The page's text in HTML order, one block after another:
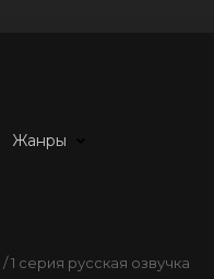
Жанры
/ 1 серия русская озвучка